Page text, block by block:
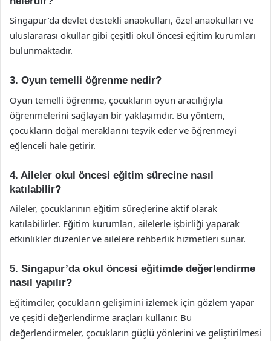
Singapur’da devlet destekli anaokulları, özel anaokulları ve
uluslararası okullar gibi çeşitli okul öncesi eğitim kurumları
bulunmaktadır.
3. Oyun temelli öğrenme nedir?
Oyun temelli öğrenme, çocukların oyun aracılığıyla
öğrenmelerini sağlayan bir yaklaşımdır. Bu yöntem,
çocukların doğal meraklarını teşvik eder ve öğrenmeyi
eğlenceli hale getirir.
4. Aileler okul öncesi eğitim sürecine nasıl
katılabilir?
Aileler, çocuklarının eğitim süreçlerine aktif olarak
katılabilirler. Eğitim kurumları, ailelerle işbirliği yaparak
etkinlikler düzenler ve ailelere rehberlik hizmetleri sunar.
5. Singapur’da okul öncesi eğitimde değerlendirme
nasıl yapılır?
Eğitimciler, çocukların gelişimini izlemek için gözlem yapar
ve çeşitli değerlendirme araçları kullanır. Bu
değerlendirmeler, çocukların güçlü yönlerini ve geliştirilmesi